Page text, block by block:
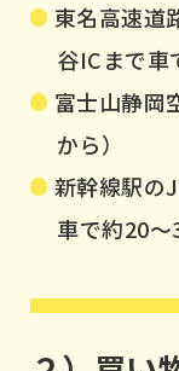
東名高速道
谷ICまで車
富士山静岡
から）
新幹線駅の
車で約20〜